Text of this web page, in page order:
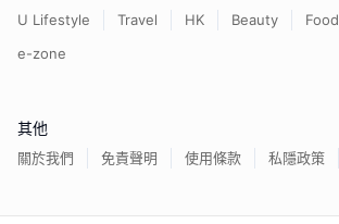
U Lifestyle Travel HK Beauty Food
e-zone
其他
關於我們 免責聲明 使用條款 私隱政策